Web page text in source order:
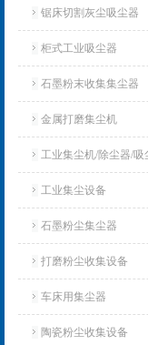
锯床切割灰尘吸尘器
柜式工业吸尘器
石墨粉末收集集尘器
金属打磨集尘机
工业集尘机/除尘器/吸
工业集尘设备
石墨粉尘集尘器
打磨粉尘收集设备
车床用集尘器
陶瓷粉尘收集设备